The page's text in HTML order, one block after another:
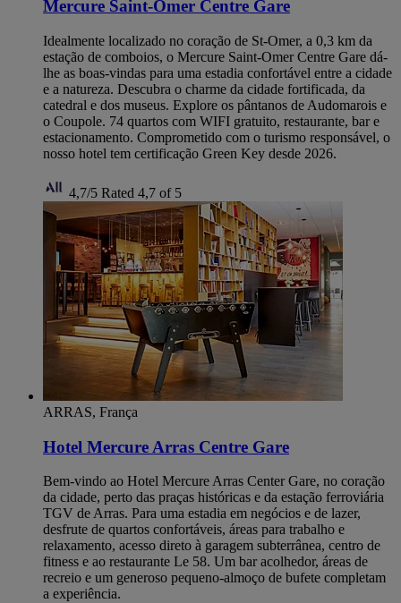
Mercure Saint-Omer Centre Gare
Idealmente localizado no coração de St-Omer, a 0,3 km da
estação de comboios, o Mercure Saint-Omer Centre Gare dá-
lhe as boas-vindas para uma estadia confortável entre a cidade
e a natureza. Descubra o charme da cidade fortificada, da
catedral e dos museus. Explore os pântanos de Audomarois e
o Coupole. 74 quartos com WIFI gratuito, restaurante, bar e
estacionamento. Comprometido com o turismo responsável, o
nosso hotel tem certificação Green Key desde 2026.
4,7/5 Rated 4,7 of 5
ARRAS, França
Hotel Mercure Arras Centre Gare
Bem-vindo ao Hotel Mercure Arras Center Gare, no coração
da cidade, perto das praças históricas e da estação ferroviária
TGV de Arras. Para uma estadia em negócios e de lazer,
desfrute de quartos confortáveis, áreas para trabalho e
relaxamento, acesso direto à garagem subterrânea, centro de
fitness e ao restaurante Le 58. Um bar acolhedor, áreas de
recreio e um generoso pequeno-almoço de bufete completam
a experiência.